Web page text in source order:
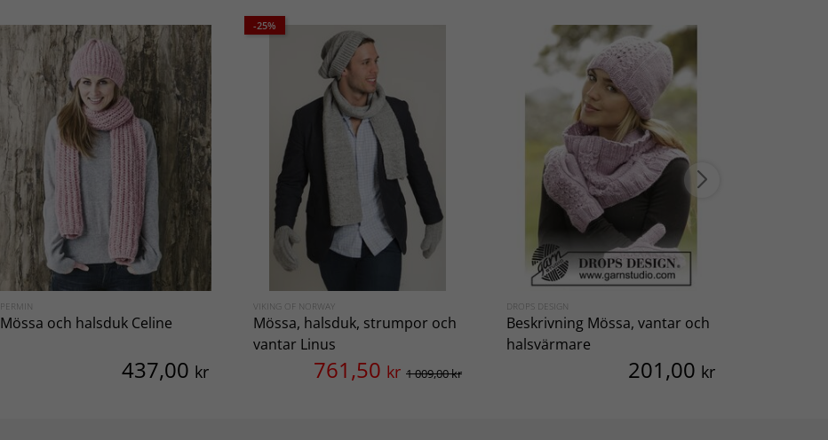
PERMIN
Mössa och halsduk Celine
437,00 kr
-25%
VIKING OF NORWAY
Mössa, halsduk, strumpor och
vantar Linus
761,50 kr 1 009,00 kr
DROPS DESIGN
Beskrivning Mössa, vantar och
halsvärmare
201,00 kr